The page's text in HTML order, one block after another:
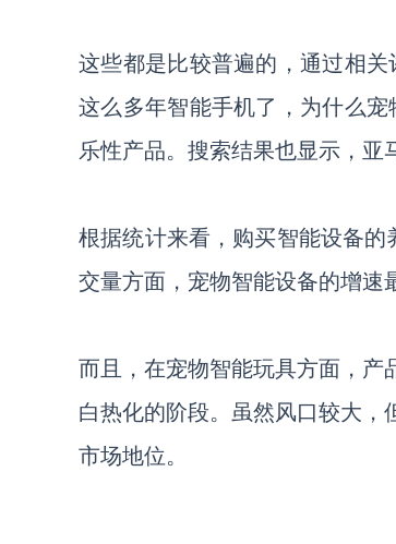
这些都是比较普遍的，通过相
这么多年智能手机了，为什么
乐性产品。搜索结果也显示，亚
根据统计来看，购买智能设备的
交量方面，宠物智能设备的增速
而且，在宠物智能玩具方面，
白热化的阶段。虽然风口较大
市场地位。